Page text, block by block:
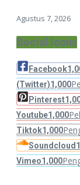
Agustus 7, 2026
Social Icons
Facebook
(Twitter)1,000
Pinterest
Youtube1,000
Tiktok1,000
Soundcloud
Vimeo1,000